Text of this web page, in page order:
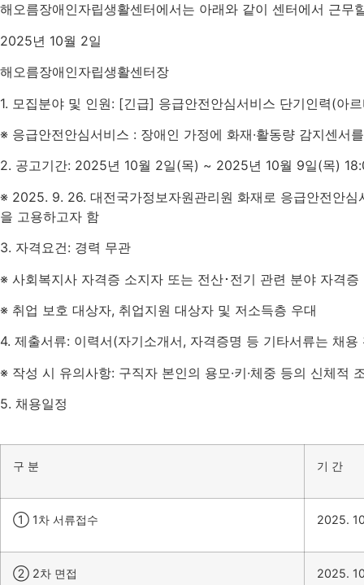
해오름장애인자립생활센터에서는 아래와 같이 센터에서 근무
2025년 10월 2일
해오름장애인자립생활센터장
1. 모집분야 및 인원: [긴급] 응급안전안심서비스 단기인력(아
※ 응급안전안심서비스 : 장애인 가정에 화재·활동량 감지센서
2. 공고기간: 2025년 10월 2일(목) ~ 2025년 10월 9일(목)
※ 2025. 9. 26. 대전국가정보자원관리원 화재로 응급안전안심
을 고용하고자 함
3. 자격요건: 경력 무관
※ 사회복지사 자격증 소지자 또는 전산･전기 관련 분야 자격증
※ 취업 보호 대상자, 취업지원 대상자 및 저소득층 우대
4. 제출서류: 이력서(자기소개서, 자격증명 등 기타서류는 채용
※ 작성 시 유의사항: 구직자 본인의 용모 ·키·체중 등의 신체적
5. 채용일정
구 분 기 간
① 1차 서류접수 2025.
② 2차 면접 2025.